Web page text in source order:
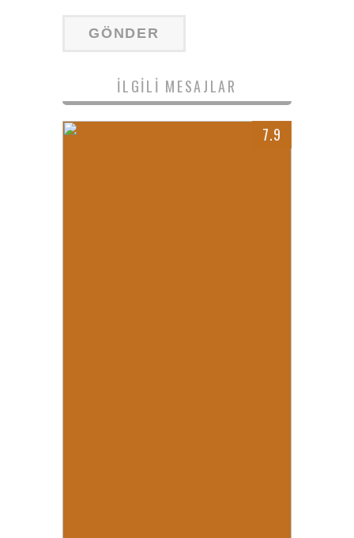
İLGILI MESAJLAR
7.9